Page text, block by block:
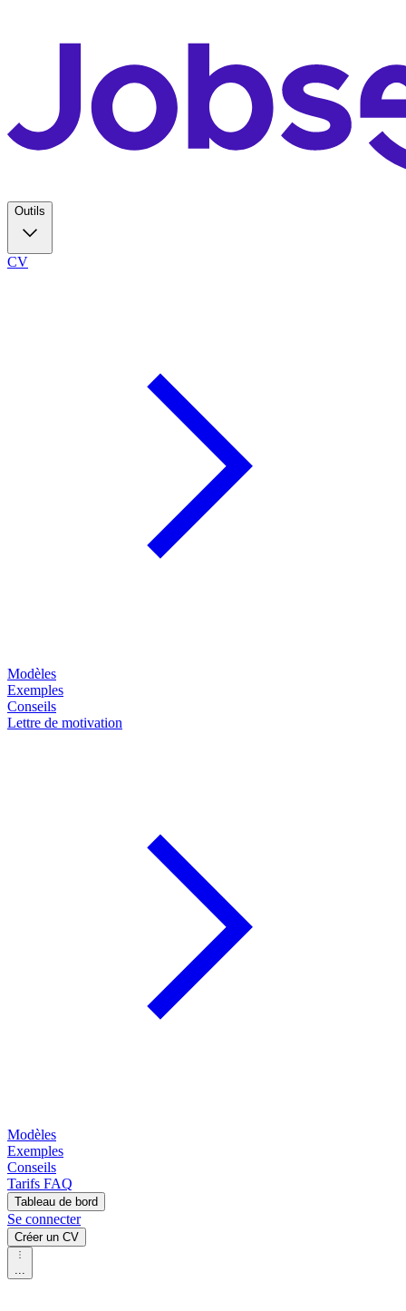
Outils
CV
Modèles
Exemples
Conseils
Lettre de motivation
Modèles
Exemples
Conseils
Tarifs FAQ
Tableau de bord
Se connecter
Créer un CV
...